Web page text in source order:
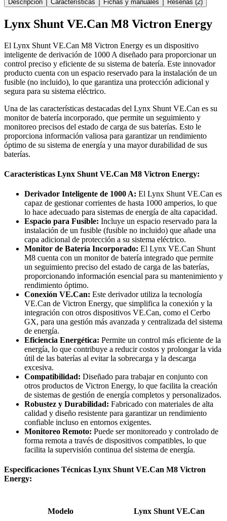
Descripción Características Fichas y manuales Reseñas (2)
Lynx Shunt VE.Can M8 Victron Energy
El Lynx Shunt VE.Can M8 Victron Energy es un dispositivo
inteligente de derivación de 1000 A diseñado para proporcionar un
control preciso y eficiente de su sistema de batería. Este innovador
producto cuenta con un espacio reservado para la instalación de un
fusible (no incluido), lo que garantiza una protección adicional y
segura para su sistema eléctrico.
Una de las características destacadas del Lynx Shunt VE.Can es su
monitor de batería incorporado, que permite un seguimiento y
monitoreo precisos del estado de carga de sus baterías. Esto le
proporciona información valiosa para garantizar un rendimiento
óptimo de su sistema de energía y una mayor durabilidad de sus
baterías.
Características Lynx Shunt VE.Can M8 Victron Energy:
Derivador Inteligente de 1000 A: El Lynx Shunt VE.Can es
capaz de gestionar corrientes de hasta 1000 amperios, lo que
lo hace adecuado para sistemas de energía de alta capacidad.
Espacio para Fusible: Incluye un espacio reservado para la
instalación de un fusible (fusible no incluido) que añade una
capa adicional de protección a su sistema eléctrico.
Monitor de Batería Incorporado: El Lynx VE.Can Shunt
M8 cuenta con un monitor de batería integrado que permite
un seguimiento preciso del estado de carga de las baterías,
proporcionando información esencial para su mantenimiento y
rendimiento óptimo.
Conexión VE.Can: Este derivador utiliza la tecnología
VE.Can de Victron Energy, que simplifica la conexión y la
integración con otros dispositivos VE.Can, como el Cerbo
GX, para una gestión más avanzada y centralizada del sistema
de energía.
Eficiencia Energética: Permite un control más eficiente de la
energía, lo que contribuye a reducir costos y prolongar la vida
útil de las baterías al evitar la sobrecarga y la descarga
excesiva.
Compatibilidad: Diseñado para trabajar en conjunto con
otros productos de Victron Energy, lo que facilita la creación
de sistemas de gestión de energía completos y personalizados.
Robustez y Durabilidad: Fabricado con materiales de alta
calidad y diseño resistente para garantizar un rendimiento
confiable incluso en entornos exigentes.
Monitoreo Remoto: Puede ser monitoreado y controlado de
forma remota a través de dispositivos compatibles, lo que
facilita la supervisión continua del sistema de energía.
Especificaciones Técnicas Lynx Shunt VE.Can M8 Victron
Energy:
Modelo Lynx Shunt VE.Can